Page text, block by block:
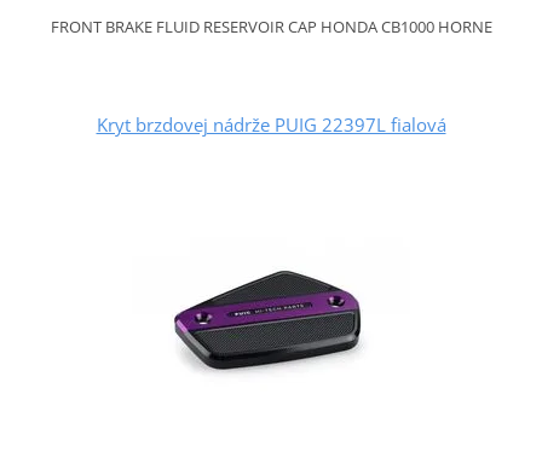
FRONT BRAKE FLUID RESERVOIR CAP HONDA CB1000 HORNE
Kryt brzdovej nádrže PUIG 22397L fialová